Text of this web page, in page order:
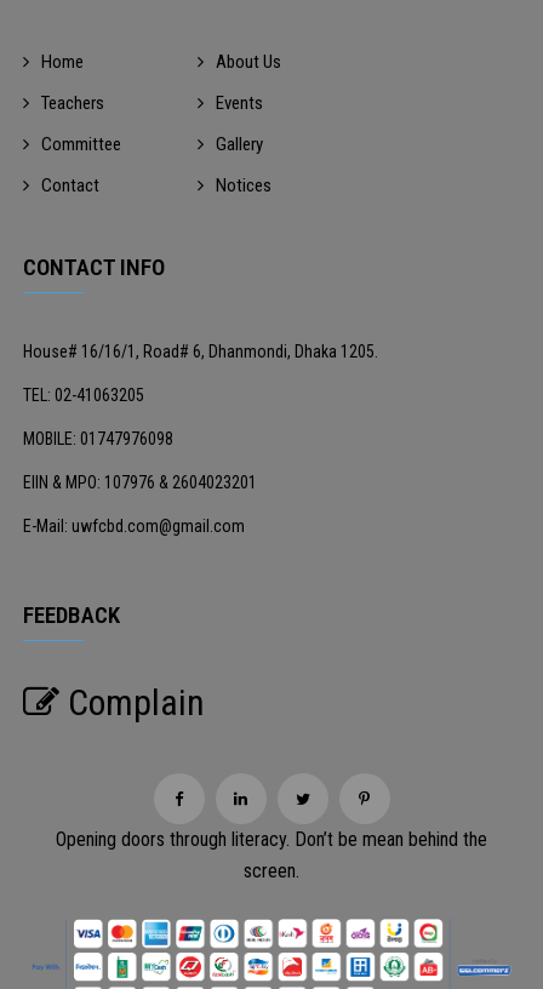
Home
About Us
Teachers
Events
Committee
Gallery
Contact
Notices
CONTACT INFO
House# 16/16/1, Road# 6, Dhanmondi, Dhaka 1205.
TEL: 02-41063205
MOBILE: 01747976098
EIIN & MPO: 107976 & 2604023201
E-Mail: uwfcbd.com@gmail.com
FEEDBACK
Complain
Opening doors through literacy. Don’t be mean behind the
screen.